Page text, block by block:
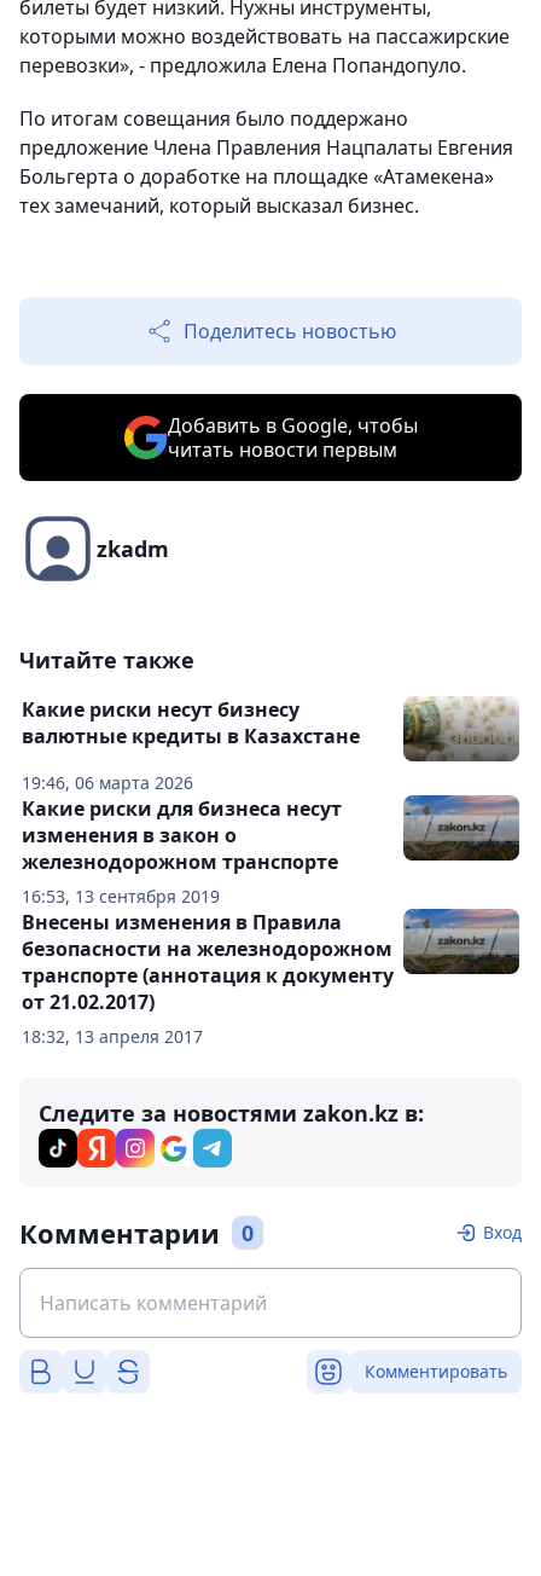
билеты будет низкий. Нужны инструменты,
которыми можно воздействовать на пассажирские
перевозки», - предложила Елена Попандопуло.
По итогам совещания было поддержано
предложение Члена Правления Нацпалаты Евгения
Больгерта о доработке на площадке «Атамекена»
тех замечаний, который высказал бизнес.
Поделитесь новостью
Добавить в Google, чтобы
читать новости первым
zkadm
Читайте также
19:46, 06 марта 2026
Какие риски несут бизнесу
валютные кредиты в Казахстане
16:53, 13 сентября 2019
Какие риски для бизнеса несут
изменения в закон о
железнодорожном транспорте
18:32, 13 апреля 2017
Внесены изменения в Правила
безопасности на железнодорожном
транспорте (аннотация к документу
от 21.02.2017)
Следите за новостями zakon.kz в:
Комментарии 0 Вход
Комментировать